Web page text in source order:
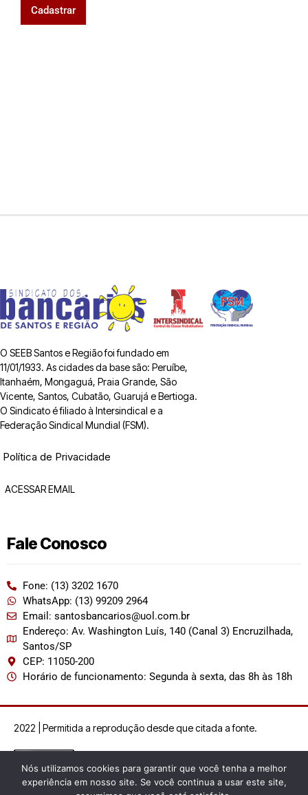
Cadastrar
O SEEB Santos e Região foi fundado em
11/01/1933. As cidades da base são: Peruíbe,
Itanhaém, Mongaguá, Praia Grande, São
Vicente, Santos, Cubatão, Guarujá e Bertioga.
O Sindicato é filiado à Intersindical e a
Federação Sindical Mundial (FSM).
Política de Privacidade
ACESSAR EMAIL
Fale Conosco
Fone: (13) 3202 1670
WhatsApp: (13) 99209 2964
Email: santosbancarios@uol.com.br
Endereço: Av. Washington Luís, 140 (Canal 3) Encruzilhada,
Santos/SP
CEP: 11050-200
Horário de funcionamento: Segunda à sexta, das 8h às 18h
2022 | Permitida a reprodução desde que citada a fonte.
Nós utilizamos cookies para garantir que você tenha a melhor
experiência em nosso site. Se você continua a usar este site,